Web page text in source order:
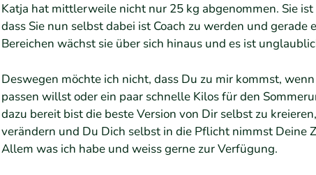
Katja hat mittlerweile nicht nur 25 kg abgenommen. Sie
dass Sie nun selbst dabei ist Coach zu werden und
Bereichen wächst sie über sich hinaus und es ist
Deswegen möchte ich nicht, dass Du zu mir kommst,
passen willst oder ein paar schnelle Kilos für den
dazu bereit bist die beste Version von Dir selbst zu
verändern und Du Dich selbst in die Pflicht nimmst Deine
Allem was ich habe und weiss gerne zur Verfügung.